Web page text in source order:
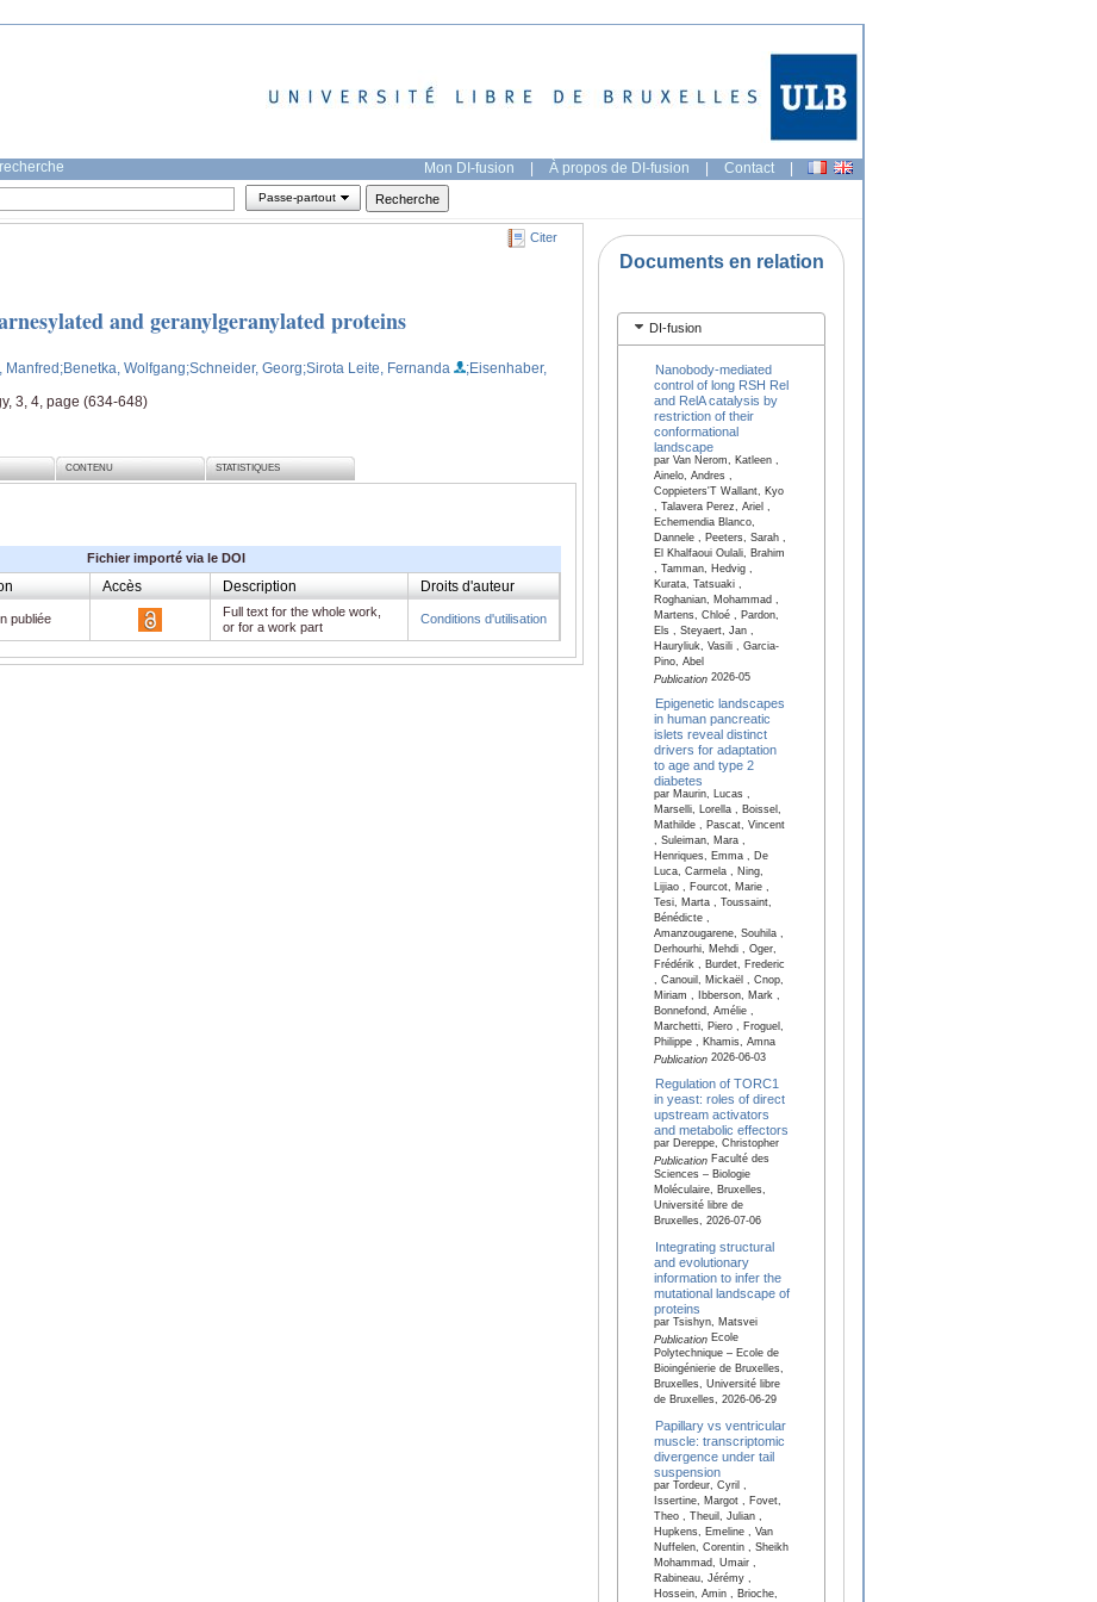
Mon DI-fusion | À propos de DI-fusion | Contact |
Passe-partout
Citer
and geranylgeranylated proteins
Manfred;Benetka, Wolfgang;Schneider, Georg;Sirota Leite, Fernanda
;Eisenhaber,
3, 4, page (634-648)
CONTENU STATISTIQUES
Fichier importé via le DOI
Accès Description Droits d'auteur
publiée
Full text for the whole work,
or for a work part
Conditions d'utilisation
Documents en relation
DI-fusion
Nanobody-mediated
control of long RSH Rel
and RelA catalysis by
restriction of their
conformational
landscape
par Van Nerom, Katleen ,
Ainelo, Andres ,
Coppieters'T Wallant, Kyo
, Talavera Perez, Ariel ,
Echemendia Blanco,
Dannele , Peeters, Sarah ,
El Khalfaoui Oulali, Brahim
, Tamman, Hedvig ,
Kurata, Tatsuaki ,
Roghanian, Mohammad ,
Martens, Chloé , Pardon,
Els , Steyaert, Jan ,
Hauryliuk, Vasili , Garcia-
Pino, Abel
Publication2026-05
Epigenetic landscapes
in human pancreatic
islets reveal distinct
drivers for adaptation
to age and type 2
diabetes
par Maurin, Lucas ,
Marselli, Lorella , Boissel,
Mathilde , Pascat, Vincent
, Suleiman, Mara ,
Henriques, Emma , De
Luca, Carmela , Ning,
Lijiao , Fourcot, Marie ,
Tesi, Marta , Toussaint,
Bénédicte ,
Amanzougarene, Souhila ,
Derhourhi, Mehdi , Oger,
Frédérik , Burdet, Frederic
, Canouil, Mickaël , Cnop,
Miriam , Ibberson, Mark ,
Bonnefond, Amélie ,
Marchetti, Piero , Froguel,
Philippe , Khamis, Amna
Publication2026-06-03
Regulation of TORC1
in yeast: roles of direct
upstream activators
and metabolic effectors
par Dereppe, Christopher
PublicationFaculté des
Sciences – Biologie
Moléculaire, Bruxelles,
Université libre de
Bruxelles, 2026-07-06
Integrating structural
and evolutionary
information to infer the
mutational landscape of
proteins
par Tsishyn, Matsvei
PublicationEcole
Polytechnique – Ecole de
Bioingénierie de Bruxelles,
Bruxelles, Université libre
de Bruxelles, 2026-06-29
Papillary vs ventricular
muscle: transcriptomic
divergence under tail
suspension
par Tordeur, Cyril ,
Issertine, Margot , Fovet,
Theo , Theuil, Julian ,
Hupkens, Emeline , Van
Nuffelen, Corentin , Sheikh
Mohammad, Umair ,
Rabineau, Jérémy ,
Hossein, Amin , Brioche,